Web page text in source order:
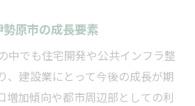
原市の成長要素
中でも住宅開発や公共インフラ整
、建設業にとって今後の成長が期
増加傾向や都市周辺部としての利